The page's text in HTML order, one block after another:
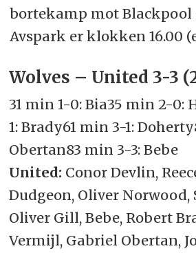
bortekamp mot Blackpool
Avspark er klokken 16.00
Wolves – United 3-3
31 min 1-0: Bia35 min 2-0:
1: Brady61 min 3-1: Doherty
Obertan83 min 3-3: Bebe
United: Conor Devlin,
Dudgeon, Oliver Norwood,
Oliver Gill, Bebe, Robert
Vermijl, Gabriel Obertan,